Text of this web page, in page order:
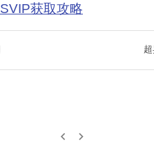
获取攻略
keyboard_arrow_left keyboard_arrow_right